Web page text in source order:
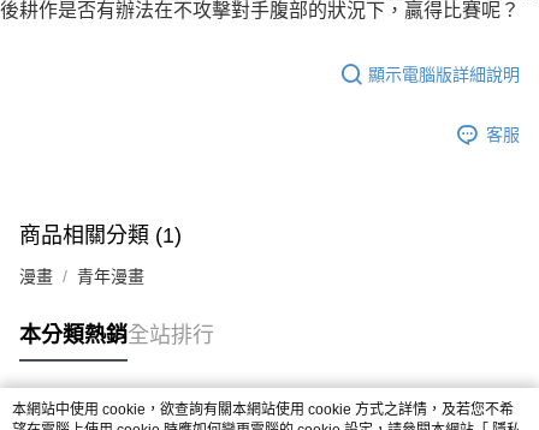
４．使用「AFTEE先享後付」時，將依據個別帳號之用戶狀況，依本公司即
５．嚴禁一人註冊多個帳號或使用他人資訊註冊。若發現惡意使用之情形，
後耕作是否有辦法在不攻擊對手腹部的狀況下，贏得比賽呢？
顯示電腦版詳細說明
客服
商品相關分類 (1)
漫畫 青年漫畫
本分類熱銷全站排行
本網站中使用 cookie，欲查詢有關本網站使用 cookie 方式之詳情，及若您不希